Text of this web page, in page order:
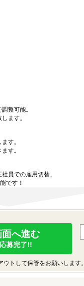
整可能。
ます。
す。
す。
員での雇用切替、
です！
へ進む
募完了!!
トして保管をお願いします。